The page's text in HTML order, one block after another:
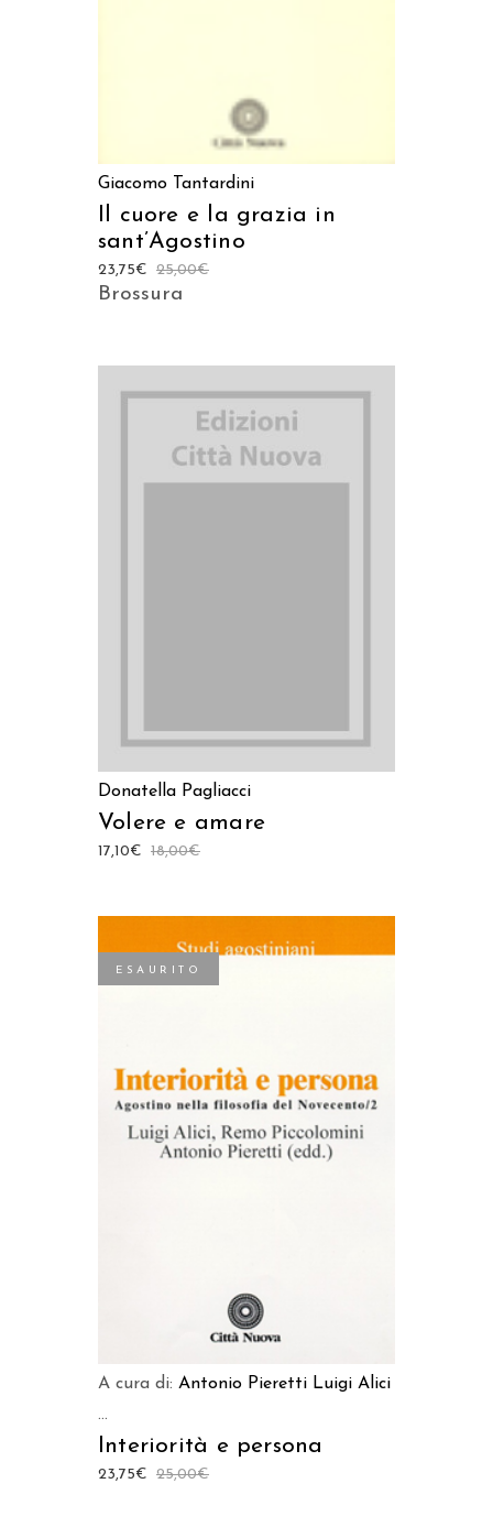
Giacomo Tantardini
Il cuore e la grazia in
sant’Agostino
25,00€
23,75€
Brossura
Donatella Pagliacci
Volere e amare
18,00€
17,10€
ESAURITO
LEGGI TUTTO
A cura di: Antonio Pieretti Luigi Alici
...
Interiorità e persona
25,00€
23,75€